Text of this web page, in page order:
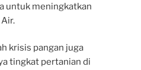
untuk meningkatkan
krisis pangan juga
tingkat pertanian di